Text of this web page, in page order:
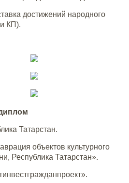
достижений народного
КП).
Татарстан.
объектов культурного
Республика Татарстан».